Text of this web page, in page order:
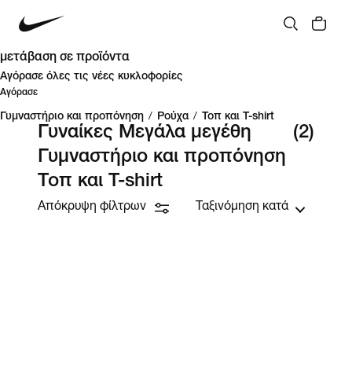
μετάβαση σε προϊόντα
Αγόρασε όλες τις νέες κυκλοφορίες
Αγόρασε
Γυμναστήριο και προπόνηση / Ρούχα / Τοπ και T-shirt
Γυναίκες Μεγάλα μεγέθη
Γυμναστήριο και προπόνηση
Τοπ και T-shirt
(2)
Απόκρυψη φίλτρων Ταξινόμηση κατά